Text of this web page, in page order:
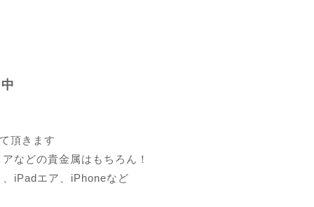
頂きます
などの貴金属はもちろん！
iPadエア、iPhoneなど